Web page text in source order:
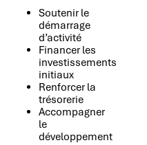
Soutenir le
démarrage
d’activité
Financer les
investissements
initiaux
Renforcer la
trésorerie
Accompagner
le
développement